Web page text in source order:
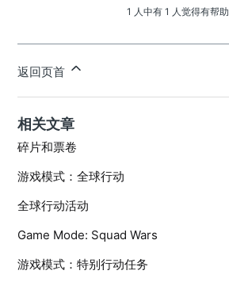
1 人中有 1 人觉得有帮助
返回页首
相关文章
碎片和票卷
游戏模式：全球行动
全球行动活动
Game Mode: Squad Wars
游戏模式：特别行动任务